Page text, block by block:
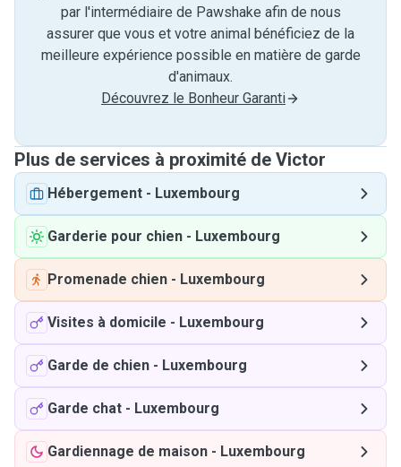
par l'intermédiaire de Pawshake afin de nous
assurer que vous et votre animal bénéficiez de la
meilleure expérience possible en matière de garde
d'animaux.
Découvrez le Bonheur Garanti
Plus de services à proximité de Victor
Hébergement - Luxembourg
Garderie pour chien - Luxembourg
Promenade chien - Luxembourg
Visites à domicile - Luxembourg
Garde de chien - Luxembourg
Garde chat - Luxembourg
Gardiennage de maison - Luxembourg